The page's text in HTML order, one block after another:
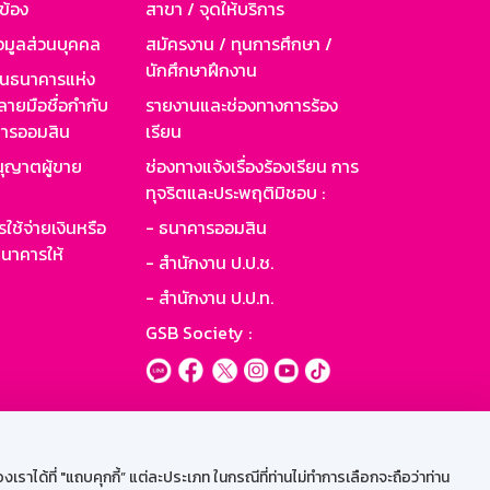
ได้ที่ "แถบคุกกี้” แต่ละประเภท ในกรณีที่ท่านไม่ทำการเลือกจะถือว่าท่าน
อง
มูลส่วนบุคคล
นาคารแห่ง
ายมือชื่อกำกับ
รออมสิน
ญาตผู้ขาย
ช้จ่ายเงินหรือ
คารให้
สาขา / จุดให้บริการ
สมัครงาน / ทุนการศึกษา /
นักศึกษาฝึกงาน
รายงานและช่องทางการร้อง
เรียน
ช่องทางแจ้งเรื่องร้องเรียน การ
ทุจริตและประพฤติมิชอบ :
- ธนาคารออมสิน
- สำนักงาน ป.ป.ช.
- สำนักงาน ป.ป.ท.
GSB Society :